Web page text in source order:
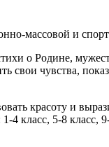
массовой и
о Родине,
чувства,
красоту и
4 класс, 5-8 класс,